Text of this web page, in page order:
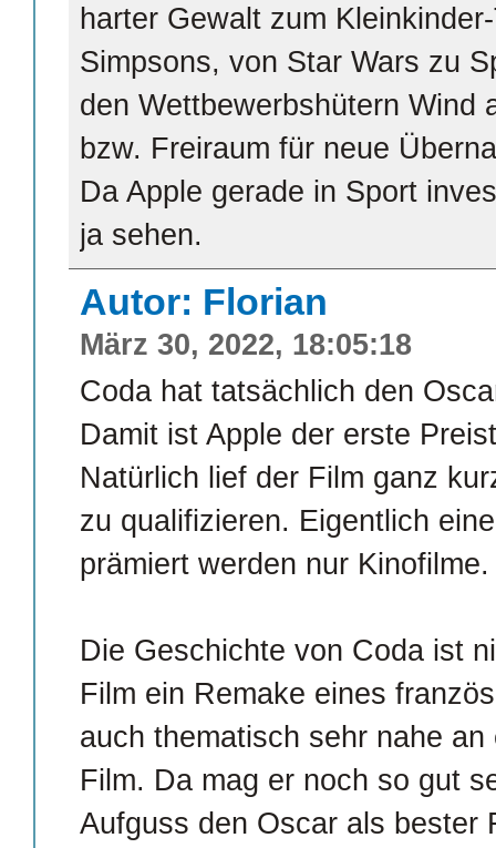
harter Gewalt zum
Simpsons, von Star Wars zu
den Wettbewerbshütern Wind
bzw. Freiraum für neue
Da Apple gerade in Sport
ja sehen.
Autor: Florian
März 30, 2022, 18:05:18
Coda hat tatsächlich den
Damit ist Apple der erste
Natürlich lief der Film ganz
zu qualifizieren. Eigentlich
prämiert werden nur Kinofilme.
Die Geschichte von Coda ist
Film ein Remake eines
auch thematisch sehr nahe
Film. Da mag er noch so gut
Aufguss den Oscar als bester